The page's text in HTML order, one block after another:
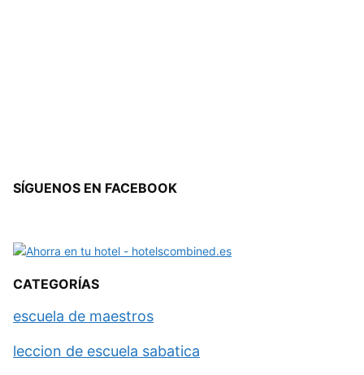
SÍGUENOS EN FACEBOOK
CATEGORÍAS
escuela de maestros
leccion de escuela sabatica